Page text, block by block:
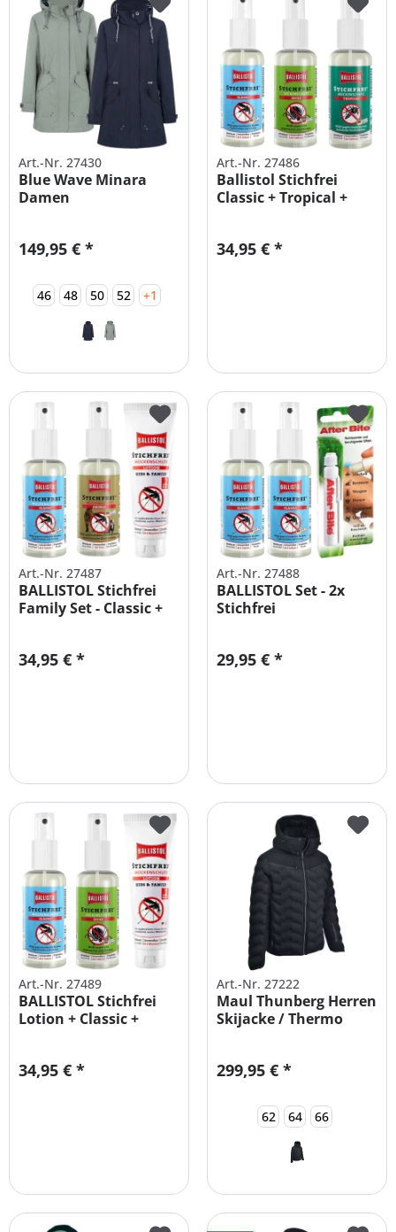
Art.-Nr. 27430
Blue Wave Minara
Damen
149,95 € *
46 48 50 52 +1
Art.-Nr. 27486
Ballistol Stichfrei
Classic + Tropical +
34,95 € *
Art.-Nr. 27487
BALLISTOL Stichfrei
Family Set - Classic +
34,95 € *
Art.-Nr. 27488
BALLISTOL Set - 2x
Stichfrei
29,95 € *
Art.-Nr. 27489
BALLISTOL Stichfrei
Lotion + Classic +
34,95 € *
Art.-Nr. 27222
Maul Thunberg Herren
Skijacke / Thermo
299,95 € *
62 64 66